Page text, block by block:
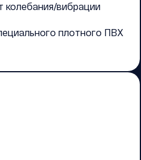
колебания/вибрации
плотного ПВХ